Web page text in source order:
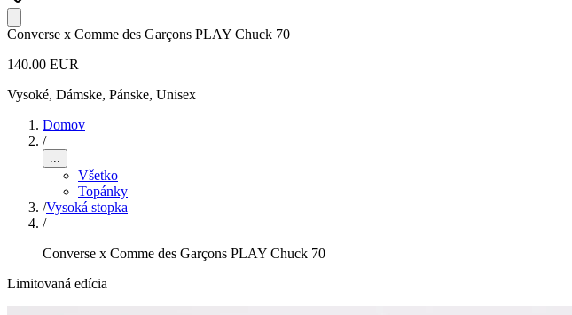
Converse x Comme des Garçons PLAY Chuck 70
140.00 EUR
Vysoké, Dámske, Pánske, Unisex
Domov
/
...
Všetko
Topánky
/Vysoká stopka
/
Converse x Comme des Garçons PLAY Chuck 70
Limitovaná edícia